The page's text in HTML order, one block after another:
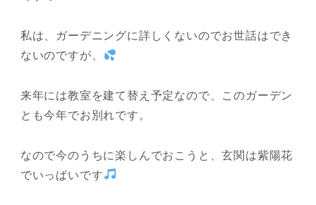
私は、ガーデニングに詳しくないのでお世話はでき
ないのですが、
来年には教室を建て替え予定なので、このガーデン
とも今年でお別れです。
なので今のうちに楽しんでおこうと、玄関は紫陽花
でいっぱいです